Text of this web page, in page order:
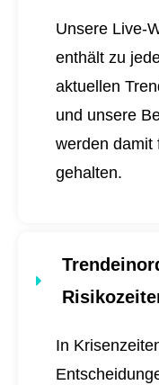
Unsere Live-
enthält zu
aktuellen
und unsere
werden damit
gehalten.
In